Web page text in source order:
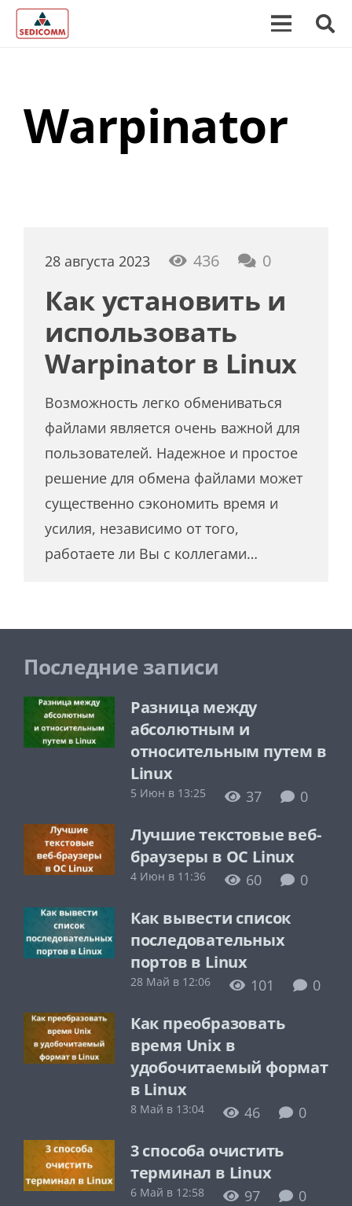
Warpinator
28 августа 2023 436 0
Как установить и
использовать
Warpinator в Linux
Возможность легко обмениваться
файлами является очень важной для
пользователей. Надежное и простое
решение для обмена файлами может
существенно сэкономить время и
усилия, независимо от того,
работаете ли Вы с коллегами…
Последние записи
Разница между
абсолютным и
относительным путем в
Linux
5 Июн в 13:25 37 0
Лучшие текстовые веб-
браузеры в ОС Linux
4 Июн в 11:36 60 0
Как вывести список
последовательных
портов в Linux
28 Май в 12:06 101 0
Как преобразовать
время Unix в
удобочитаемый формат
в Linux
8 Май в 13:04 46 0
3 способа очистить
терминал в Linux
6 Май в 12:58 97 0